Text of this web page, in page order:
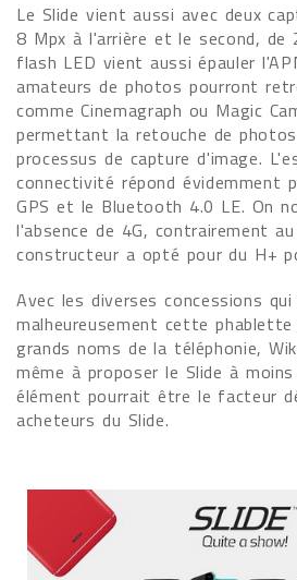
Le Slide vient aussi avec deux
8 Mpx à l'arrière et le second, de
flash LED vient aussi épauler
amateurs de photos pourront
comme Cinemagraph ou Magic
permettant la retouche de
processus de capture d'image.
connectivité répond évidemment
GPS et le Bluetooth 4.0 LE. On
l'absence de 4G, contrairement au
constructeur a opté pour du H+
Avec les diverses concessions
malheureusement cette
grands noms de la téléphonie,
même à proposer le Slide à
élément pourrait être le facteur
acheteurs du Slide.